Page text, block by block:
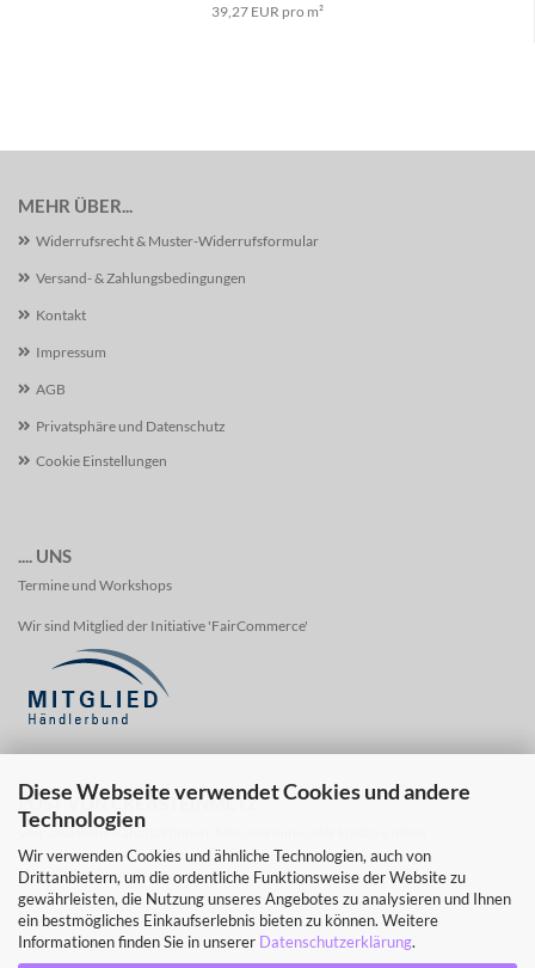
Diese Webseite verwendet Cookies und andere
Technologien
Wir verwenden Cookies und ähnliche Technologien, auch von
Drittanbietern, um die ordentliche Funktionsweise der Website zu
gewährleisten, die Nutzung unseres Angebotes zu analysieren und Ihnen
ein bestmögliches Einkaufserlebnis bieten zu können. Weitere
Informationen finden Sie in unserer Datenschutzerklärung.
39,27 EUR pro m²
MEHR ÜBER...
Widerrufsrecht & Muster-Widerrufsformular
Versand- & Zahlungsbedingungen
Kontakt
Impressum
AGB
Privatsphäre und Datenschutz
Cookie Einstellungen
.... UNS
Termine und Workshops
Wir sind Mitglied der Initiative 'FairCommerce'
POST VON CREASTEINMETZ
Verpasse keine Rabattaktionen, Messetermine oder kreative Ideen.
-Newsletter Anmeldung -